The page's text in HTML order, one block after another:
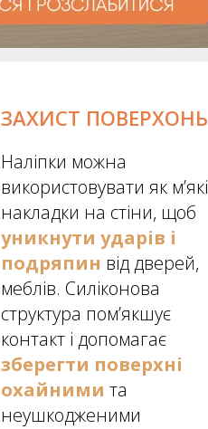
ЗАХИСТ ПОВЕРХОНЬ
Наліпки можна
використовувати як м’які
накладки на стіни, щоб
уникнути ударів і
подряпин від дверей,
меблів. Силіконова
структура пом’якшує
контакт і допомагає
зберегти поверхні
охайними та
неушкодженими